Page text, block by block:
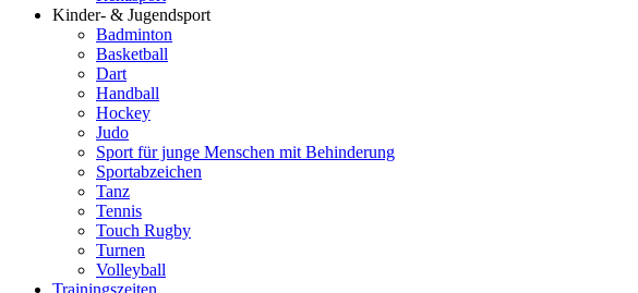
Kinder- & Jugendsport
Badminton
Basketball
Dart
Handball
Hockey
Judo
Sport für junge Menschen mit Behinderung
Sportabzeichen
Tanz
Tennis
Touch Rugby
Turnen
Volleyball
Trainingszeiten